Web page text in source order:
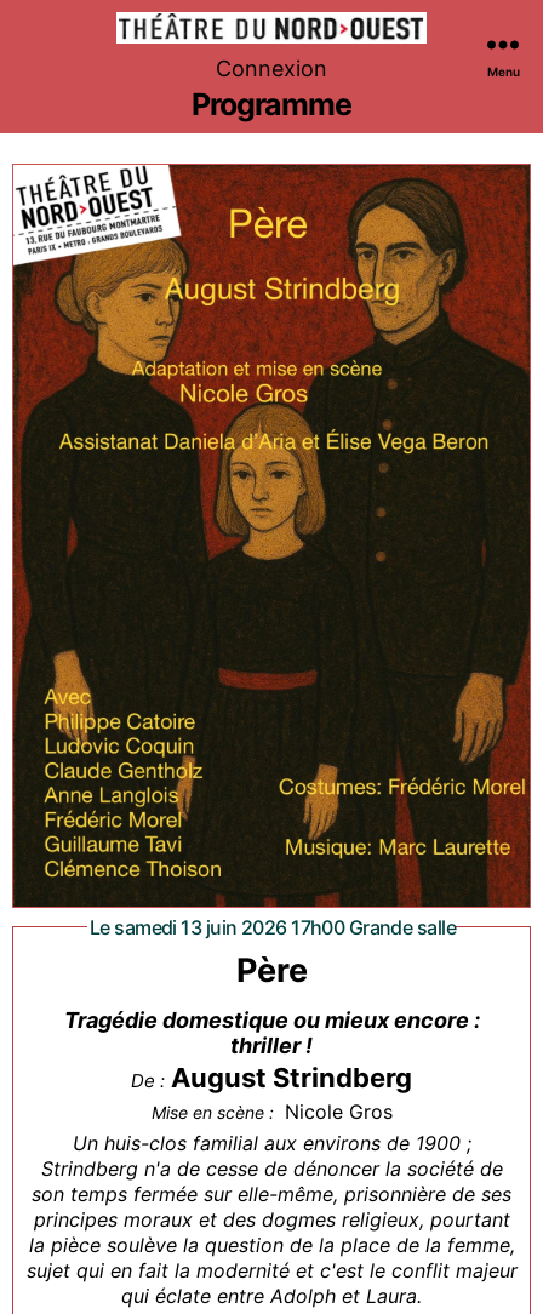
Théâtre
du
Nord-
Ouest
Connexion Menu
Programme
Le samedi 13 juin 2026 17h00 Grande salle
Père
Tragédie domestique ou mieux encore :
thriller !
De : August Strindberg
Mise en scène : Nicole Gros
Un huis-clos familial aux environs de 1900 ;
Strindberg n'a de cesse de dénoncer la société de
son temps fermée sur elle-même, prisonnière de ses
principes moraux et des dogmes religieux, pourtant
la pièce soulève la question de la place de la femme,
sujet qui en fait la modernité et c'est le conflit majeur
qui éclate entre Adolph et Laura.